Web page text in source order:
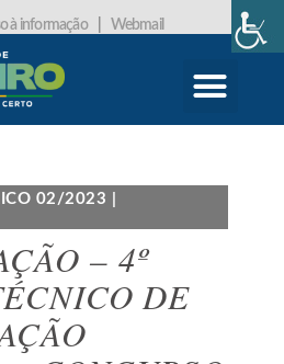
à informação Webmail
02/2023
– 4º
DE